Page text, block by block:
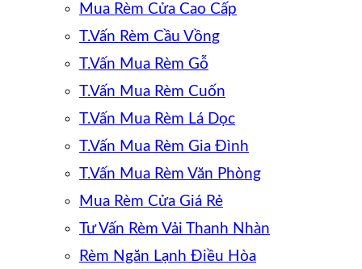
Mua Rèm Cửa Cao Cấp
T.Vấn Rèm Cầu Vồng
T.Vấn Mua Rèm Gỗ
T.Vấn Mua Rèm Cuốn
T.Vấn Mua Rèm Lá Dọc
T.Vấn Mua Rèm Gia Đình
T.Vấn Mua Rèm Văn Phòng
Mua Rèm Cửa Giá Rẻ
Tư Vấn Rèm Vải Thanh Nhàn
Rèm Ngăn Lạnh Điều Hòa